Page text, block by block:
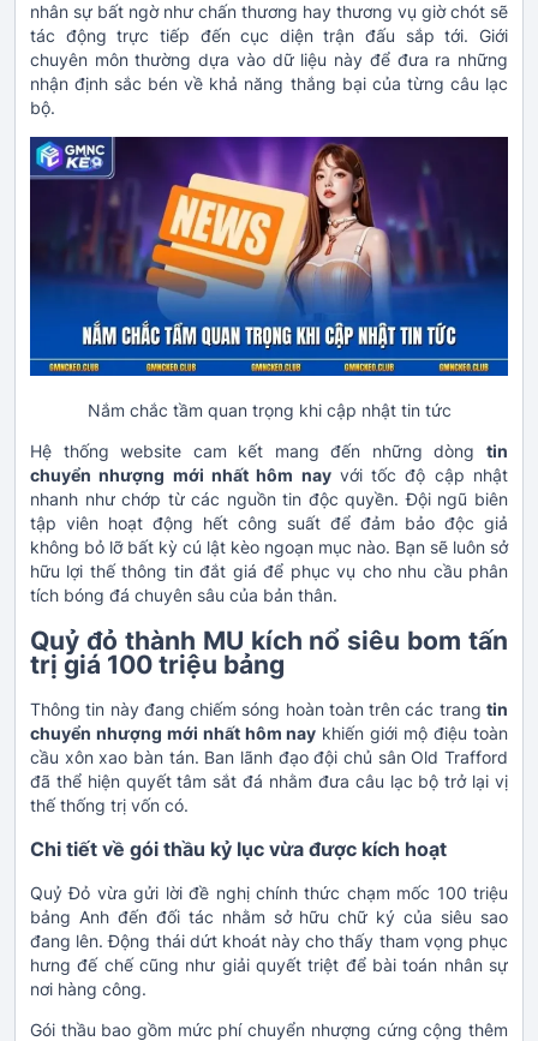
nhân sự bất ngờ như chấn thương hay thương vụ giờ chót sẽ
tác động trực tiếp đến cục diện trận đấu sắp tới. Giới
chuyên môn thường dựa vào dữ liệu này để đưa ra những
nhận định sắc bén về khả năng thắng bại của từng câu lạc
bộ.
Nắm chắc tầm quan trọng khi cập nhật tin tức
Hệ thống website cam kết mang đến những dòng tin
chuyển nhượng mới nhất hôm nayvới tốc độ cập nhật
nhanh như chớp từ các nguồn tin độc quyền. Đội ngũ biên
tập viên hoạt động hết công suất để đảm bảo độc giả
không bỏ lỡ bất kỳ cú lật kèo ngoạn mục nào. Bạn sẽ luôn sở
hữu lợi thế thông tin đắt giá để phục vụ cho nhu cầu phân
tích bóng đá chuyên sâu của bản thân.
Quỷ đỏ thành MU kích nổ siêu bom tấn
trị giá 100 triệu bảng
Thông tin này đang chiếm sóng hoàn toàn trên các trang tin
chuyển nhượng mới nhất hôm nay khiến giới mộ điệu toàn
cầu xôn xao bàn tán. Ban lãnh đạo đội chủ sân Old Trafford
đã thể hiện quyết tâm sắt đá nhằm đưa câu lạc bộ trở lại vị
thế thống trị vốn có.
Chi tiết về gói thầu kỷ lục vừa được kích hoạt
Quỷ Đỏ vừa gửi lời đề nghị chính thức chạm mốc 100 triệu
bảng Anh đến đối tác nhằm sở hữu chữ ký của siêu sao
đang lên. Động thái dứt khoát này cho thấy tham vọng phục
hưng đế chế cũng như giải quyết triệt để bài toán nhân sự
nơi hàng công.
Gói thầu bao gồm mức phí chuyển nhượng cứng cộng thêm